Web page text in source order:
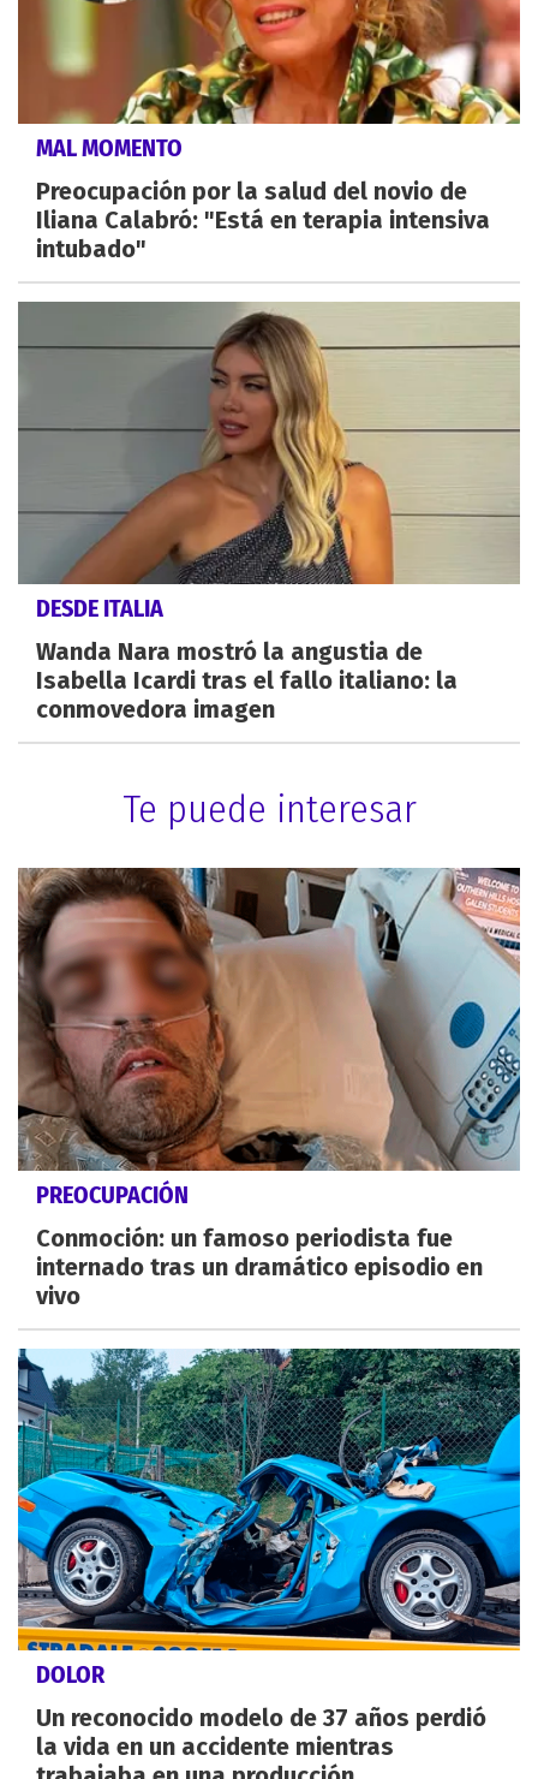
MAL MOMENTO
Preocupación por la salud del novio de
Iliana Calabró: "Está en terapia intensiva
intubado"
DESDE ITALIA
Wanda Nara mostró la angustia de
Isabella Icardi tras el fallo italiano: la
conmovedora imagen
Te puede interesar
PREOCUPACIÓN
Conmoción: un famoso periodista fue
internado tras un dramático episodio en
vivo
DOLOR
Un reconocido modelo de 37 años perdió
la vida en un accidente mientras